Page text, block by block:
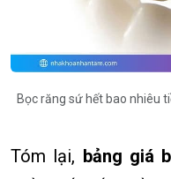
Bọc răng sứ hết bao nhiêu
Tóm lại, bảng giá